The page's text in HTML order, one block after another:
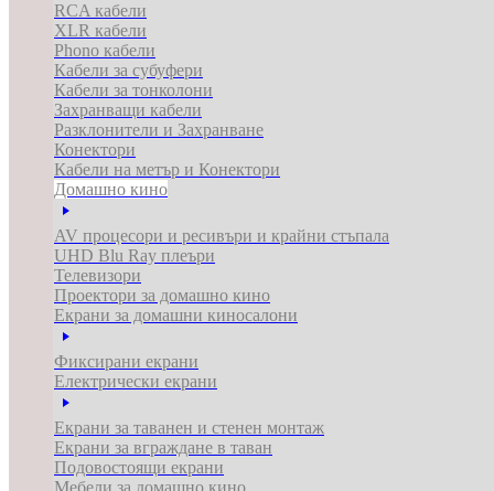
RCA кабели
XLR кабели
Phono кабели
Кабели за субуфери
Кабели за тонколони
Захранващи кабели
Разклонители и Захранване
Конектори
Кабели на метър и Конектори
Домашно кино
AV процесори и ресивъри и крайни стъпала
UHD Blu Ray плеъри
Телевизори
Проектори за домашно кино
Екрани за домашни киносалони
Фиксирани екрани
Електрически екрани
Екрани за таванен и стенен монтаж
Екрани за вграждане в таван
Подовостоящи екрани